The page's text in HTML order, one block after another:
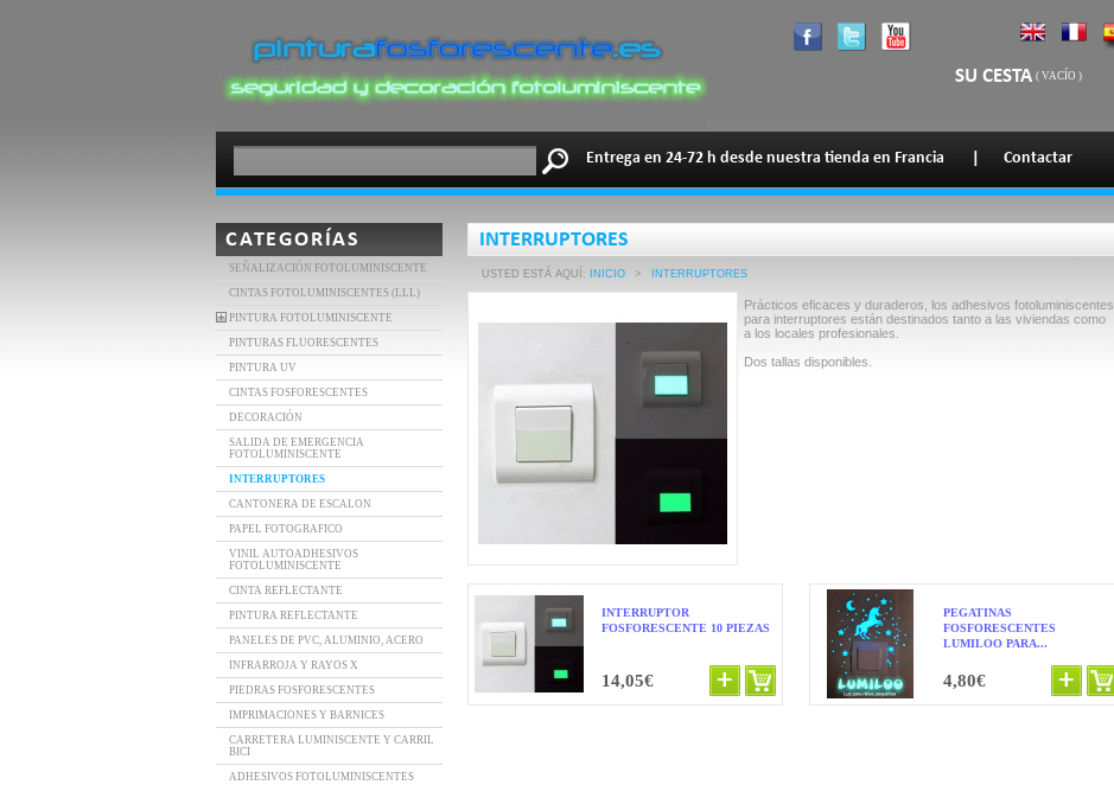
SU CESTA ( VACÍO )
Entrega en 24-72 h desde nuestra tienda en Francia Contactar
CATEGORÍAS
SEÑALIZACIÓN FOTOLUMINISCENTE
CINTAS FOTOLUMINISCENTES (LLL)
PINTURA FOTOLUMINISCENTE
PINTURAS FLUORESCENTES
PINTURA UV
CINTAS FOSFORESCENTES
DECORACIÓN
SALIDA DE EMERGENCIA
FOTOLUMINISCENTE
INTERRUPTORES
CANTONERA DE ESCALON
PAPEL FOTOGRAFICO
VINIL AUTOADHESIVOS
FOTOLUMINISCENTE
CINTA REFLECTANTE
PINTURA REFLECTANTE
PANELES DE PVC, ALUMINIO, ACERO
INFRARROJA Y RAYOS X
PIEDRAS FOSFORESCENTES
IMPRIMACIONES Y BARNICES
CARRETERA LUMINISCENTE Y CARRIL
BICI
ADHESIVOS FOTOLUMINISCENTES
INTERRUPTORES
USTED ESTÁ AQUÍ: INICIO > INTERRUPTORES
Prácticos eficaces y duraderos, los adhesivos fotoluminiscentes
para interruptores están destinados tanto a las viviendas como
a los locales profesionales.
Dos tallas disponibles.
INTERRUPTOR
FOSFORESCENTE 10 PIEZAS
14,05€
PEGATINAS
FOSFORESCENTES
LUMILOO PARA...
4,80€